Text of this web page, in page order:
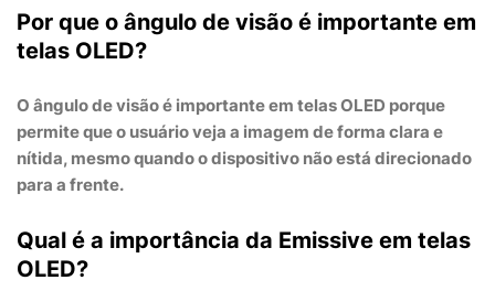
Por que o ângulo de visão é importante em
telas OLED?
O ângulo de visão é importante em telas OLED porque
permite que o usuário veja a imagem de forma clara e
nítida, mesmo quando o dispositivo não está direcionado
para a frente.
Qual é a importância da Emissive em telas
OLED?